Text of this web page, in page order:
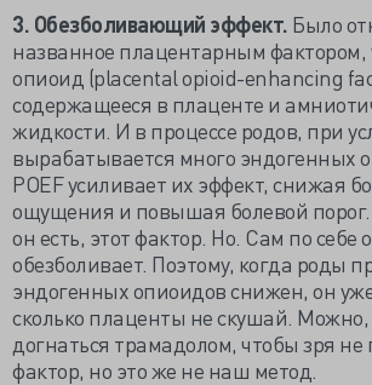
3. Обезболивающий эффект. Было
названное плацентарным
опиоид (placental opioid-enhancing
содержащееся в плаценте и
жидкости. И в процессе родов, при
вырабатывается много эндогенных
POEF усиливает их эффект, снижая
ощущения и повышая болевой
он есть, этот фактор. Но. Сам по себе
обезболивает. Поэтому, когда роды
эндогенных опиоидов снижен, он
сколько плаценты не скушай. Можно,
догнаться трамадолом, чтобы зря не
фактор, но это же не наш метод.